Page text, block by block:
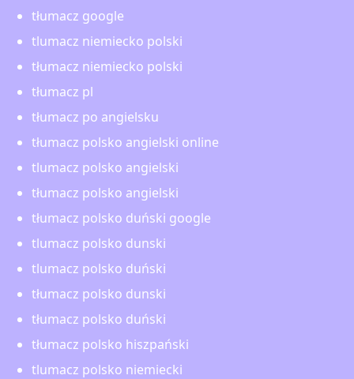
tłumacz google
tlumacz niemiecko polski
tłumacz niemiecko polski
tłumacz pl
tłumacz po angielsku
tłumacz polsko angielski online
tlumacz polsko angielski
tłumacz polsko angielski
tłumacz polsko duński google
tlumacz polsko dunski
tlumacz polsko duński
tłumacz polsko dunski
tłumacz polsko duński
tłumacz polsko hiszpański
tlumacz polsko niemiecki